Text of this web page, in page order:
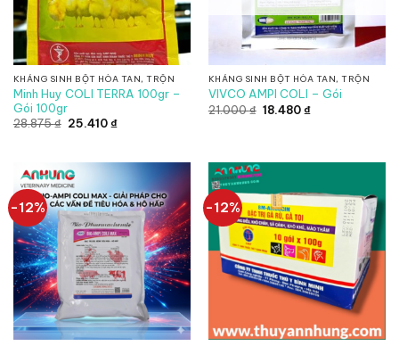
KHÁNG SINH BỘT HÒA TAN, TRỘN
Minh Huy COLI TERRA 100gr –
Gói 100gr
28.875₫ Giá
25.410₫Giá
25.410 ₫.
KHÁNG SINH BỘT HÒA TAN, TRỘN
VIVCO AMPI COLI – Gói
21.000₫ Giá
gốc
18.480₫Giá
hiện
-12% -12%